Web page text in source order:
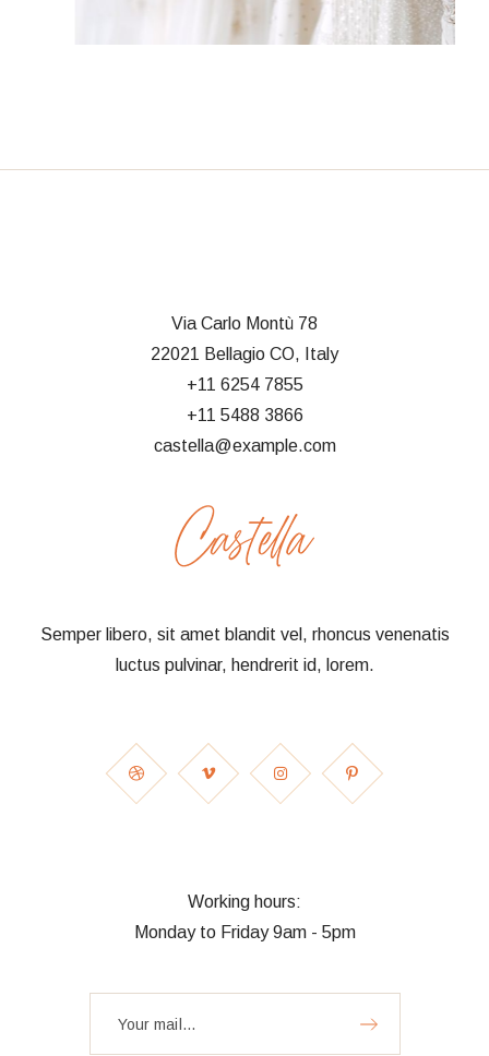
Via Carlo Montù 78
22021 Bellagio CO, Italy
+11 6254 7855
+11 5488 3866
castella@example.com
Semper libero, sit amet blandit vel, rhoncus venenatis
luctus pulvinar, hendrerit id, lorem.
Working hours:
Monday to Friday 9am - 5pm